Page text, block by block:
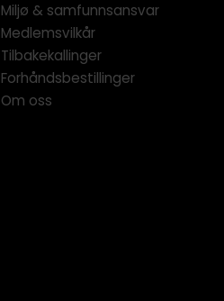
Miljø & samfunnsansvar
Medlemsvilkår
Tilbakekallinger
Forhåndsbestillinger
Om oss